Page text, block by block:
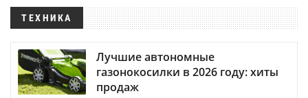
ТЕХНИКА
Лучшие автономные
газонокосилки в 2026 году: хиты
продаж